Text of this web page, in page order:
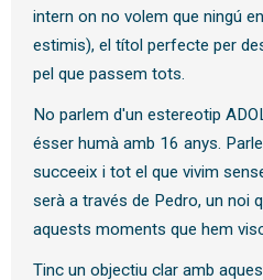
intern on no volem que ningú
estimis), el títol perfecte per
pel que passem tots.
No parlem d'un estereotip
ésser humà amb 16 anys.
succeeix i tot el que vivim
serà a través de Pedro, un noi
aquests moments que hem
Tinc un objectiu clar amb